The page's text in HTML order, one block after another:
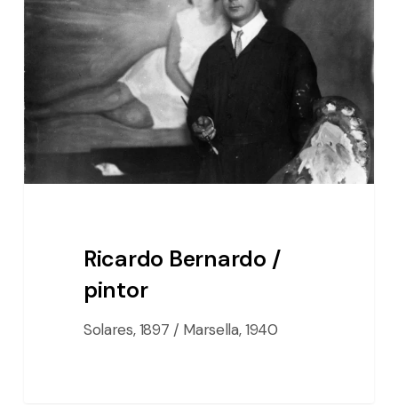
/
pintor
Ricardo Bernardo /
pintor
Solares, 1897 / Marsella, 1940